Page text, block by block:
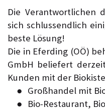
Die Verantwortlichen
sich schlussendlich
beste Lösung!
Die in Eferding (OÖ)
GmbH beliefert
Kunden mit der
Großhandel mit
Bio-Restaurant,